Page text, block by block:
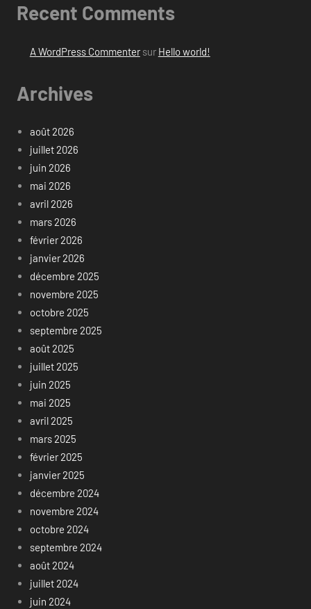
Recent Comments
A WordPress Commentersur Hello world!
Archives
août 2026
juillet 2026
juin 2026
mai 2026
avril 2026
mars 2026
février 2026
janvier 2026
décembre 2025
novembre 2025
octobre 2025
septembre 2025
août 2025
juillet 2025
juin 2025
mai 2025
avril 2025
mars 2025
février 2025
janvier 2025
décembre 2024
novembre 2024
octobre 2024
septembre 2024
août 2024
juillet 2024
juin 2024